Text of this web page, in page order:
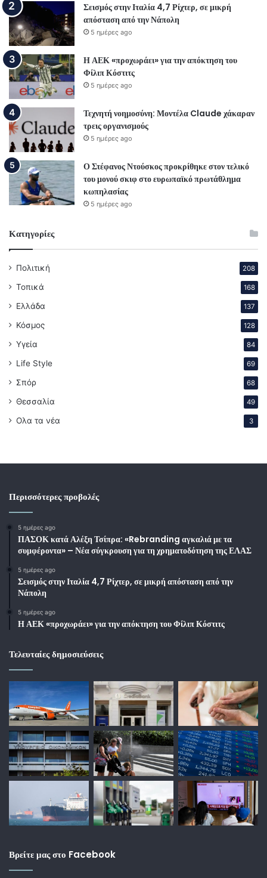
Σεισμός στην Ιταλία 4,7 Ρίχτερ, σε μικρή
απόσταση από την Νάπολη
5 ημέρες ago
Η ΑΕΚ «προχωράει» για την απόκτηση του
Φίλιπ Κόστιτς
5 ημέρες ago
Τεχνητή νοημοσύνη: Μοντέλα Claude χάκαραν
τρεις οργανισμούς
5 ημέρες ago
Ο Στέφανος Ντούσκος προκρίθηκε στον τελικό
του μονού σκιφ στο ευρωπαϊκό πρωτάθλημα
κωπηλασίας
5 ημέρες ago
Κατηγορίες
Πολιτική 208
Τοπικά 168
Ελλάδα 137
Κόσμος 128
Υγεία 84
Life Style 69
Σπόρ 68
Θεσσαλία 49
Ολα τα νέα 3
Περισσότερες προβολές
5 ημέρες ago
ΠΑΣΟΚ κατά Αλέξη Τσίπρα: «Rebranding αγκαλιά με τα
συμφέροντα» – Νέα σύγκρουση για τη χρηματοδότηση της ΕΛΑΣ
5 ημέρες ago
Σεισμός στην Ιταλία 4,7 Ρίχτερ, σε μικρή απόσταση από την
Νάπολη
5 ημέρες ago
Η ΑΕΚ «προχωράει» για την απόκτηση του Φίλιπ Κόστιτς
Τελευταίες δημοσιεύσεις
Βρείτε μας στο Facebook